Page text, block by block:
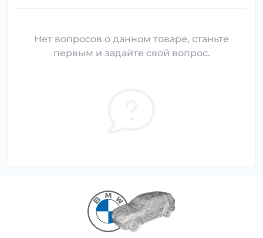
Нет вопросов о данном товаре, станьте
первым и задайте свой вопрос.